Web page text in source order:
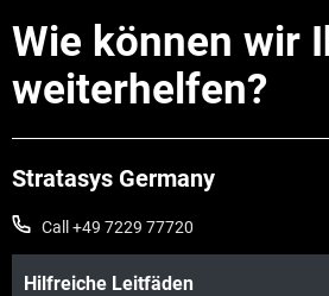
Wie können wir
weiterhelfen?
Stratasys Germany
Call +49 7229 77720
Hilfreiche Leitfäden